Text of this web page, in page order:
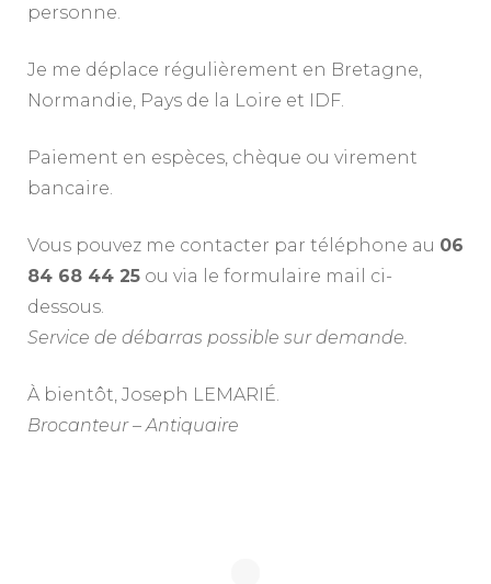
personne.
Je me déplace régulièrement en Bretagne,
Normandie, Pays de la Loire et IDF.
Paiement en espèces, chèque ou virement
bancaire.
Vous pouvez me contacter par téléphone au 06
84 68 44 25 ou via le formulaire mail ci-
dessous.
Service de débarras possible sur demande.
À bientôt, Joseph LEMARIÉ.
Brocanteur – Antiquaire